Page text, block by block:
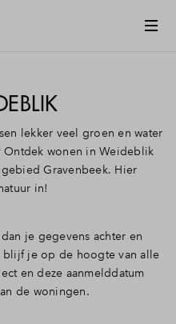
lekker veel groen en water
wonen in Weideblik
Gravenbeek. Hier
in!
je gegevens achter en
blijf je op de hoogte van alle
en deze aanmelddatum
de woningen.